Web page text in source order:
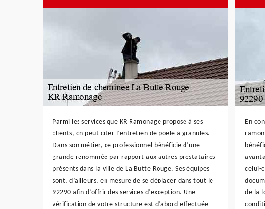
Parmi les services que KR Ramonage propose à ses
clients, on peut citer l’entretien de poêle à granulés.
Dans son métier, ce professionnel bénéficie d’une
grande renommée par rapport aux autres prestataires
présents dans la ville de La Butte Rouge. Ses équipes
sont, d’ailleurs, en mesure de se déplacer dans tout le
92290 afin d’offrir des services d’exception. Une
vérification de votre structure est d’abord effectuée
En
celui-
de la